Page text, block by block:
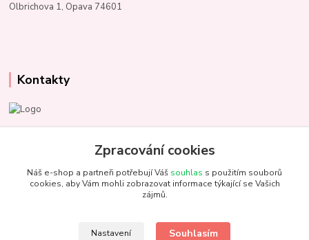
Olbrichova 1, Opava 74601
Kontakty
+420 731 153 484
info@unezbednychklubicek.cz
Zpracování cookies
Náš e-shop a partneři potřebují Váš souhlas s použitím souborů
cookies, aby Vám mohli zobrazovat informace týkající se Vašich
zájmů.
Nastavení Souhlasím